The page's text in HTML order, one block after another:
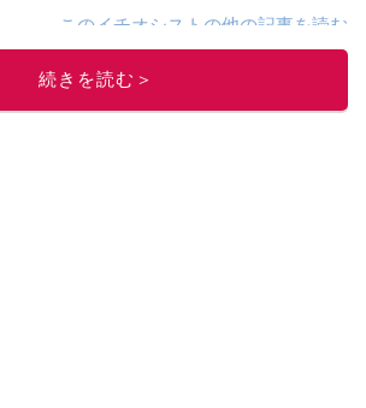
このイチオシストの他の記事を読む
続きを読む＞